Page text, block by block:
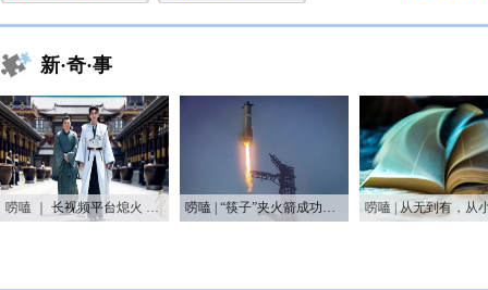
新·奇·事
唠嗑 ｜ 长视频平台熄火 长剧迷你化能逆风翻盘吗？ 唠嗑 | “筷子”夹火箭成功，又让他装到了！？